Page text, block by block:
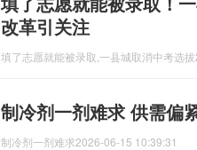
改革引关注
填了志愿就能被录取,一县城取消中考选拔
制冷剂一剂难求 供需偏
制冷剂一剂难求2026-06-15 10:39:31